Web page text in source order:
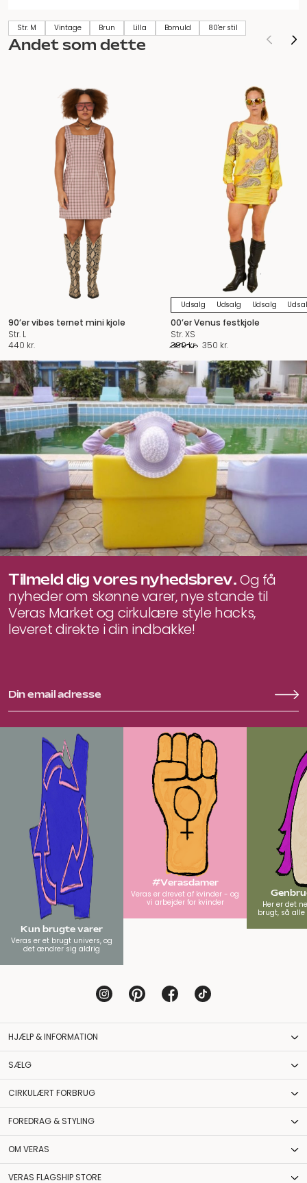
Str. M Vintage Brun Lilla Bomuld 80'er stil
Andet som dette
90’er vibes ternet mini kjole
Str. L
440 kr.
Udsalg Udsalg Udsalg
00’er Venus festkjole
Str. XS
390kr. Den
pris
var:
390 kr..
350 kr.
pris
er:
350 kr..
Tilmeld dig vores nyhedsbrev.Og få
nyheder om skønne varer, nye stande til
Veras Market og cirkulære style hacks,
leveret direkte i din indbakke!
Kun brugte varer
Veras er et brugt univers, og
det ændrer sig aldrig
#Verasdamer
Veras er drevet af kvinder - og
vi arbejder for kvinder
Her er det
brugt, så
HJÆLP & INFORMATION
SÆLG
CIRKULÆRT FORBRUG
FOREDRAG & STYLING
OM VERAS
VERAS FLAGSHIP STORE